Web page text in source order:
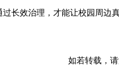
长效治理，才能让校园周边
如若转载，